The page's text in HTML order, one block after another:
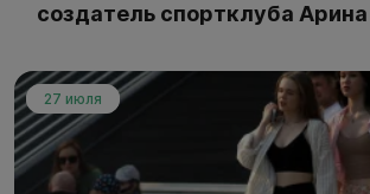
создатель спортклуба
27 июля